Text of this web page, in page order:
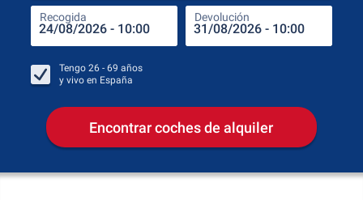
Recogida Devolución
Tengo 26 - 69 años
y vivo en España
Encontrar coches de alquiler